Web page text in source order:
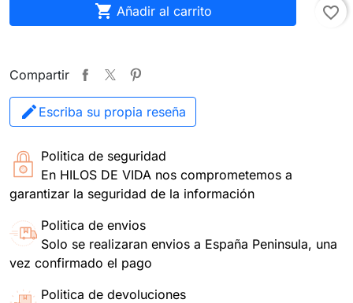
 Añadir al carrito favorite_border
Compartir
Escriba su propia reseña
Politica de seguridad
En HILOS DE VIDA nos comprometemos a
garantizar la seguridad de la información
Politica de envios
Solo se realizaran envios a España Peninsula, una
vez confirmado el pago
Politica de devoluciones